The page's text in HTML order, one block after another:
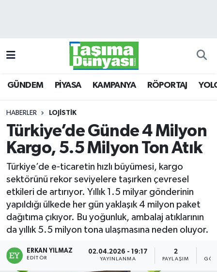
GÜNDEM PİYASA KAMPANYA RÖPORTAJ
HABERLER LOJİSTİK
Türkiye’de Günde 4 Milyon
Kargo, 5.5 Milyon Ton Atık
Türkiye’de e-ticaretin hızlı büyümesi, kargo
sektörünü rekor seviyelere taşırken çevresel
etkileri de artırıyor. Yıllık 1.5 milyar gönderinin
yapıldığı ülkede her gün yaklaşık 4 milyon paket
dağıtıma çıkıyor. Bu yoğunluk, ambalaj atıklarının
da yıllık 5.5 milyon tona ulaşmasına neden oluyor.
ERKAN YILMAZ
EDITÖR
02.04.2026 - 19:17
YAYINLANMA
2
PAYLAŞIM
KAMPANYA
RÖPORTAJ
YOLCU TAŞIMA
E-GAZETE
TAŞITLAR
Trafik Durumu
Süper Lig Puan Durumu ve Fikstür
Tüm Manşetler
Son Dakika Haberleri